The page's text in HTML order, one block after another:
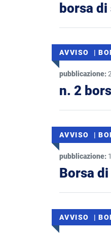
borsa
AVVISO |
pubblicazione:
n. 2
AVVISO |
pubblicazione:
Borsa
AVVISO |